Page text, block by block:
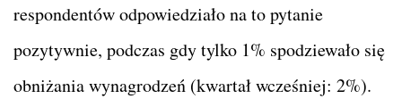
respondentów odpowiedziało na to pytanie
pozytywnie, podczas gdy tylko 1% spodziewało się
obniżania wynagrodzeń (kwartał wcześniej: 2%).